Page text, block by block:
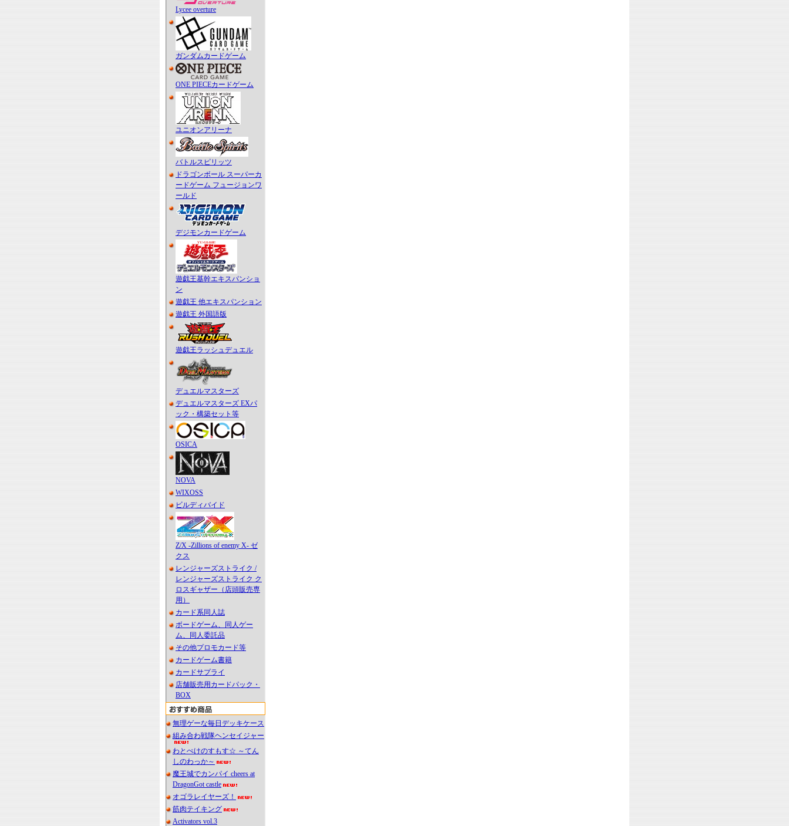
Lycee overture
ガンダムカードゲーム
ONE PIECEカードゲーム
ユニオンアリーナ
バトルスピリッツ
ドラゴンボール スーパーカ
ードゲーム フュージョンワ
ールド
デジモンカードゲーム
遊戯王基幹エキスパンショ
ン
遊戯王 他エキスパンション
遊戯王 外国語版
遊戯王ラッシュデュエル
デュエルマスターズ
デュエルマスターズ EXパ
ック・構築セット等
OSICA
NOVA
WIXOSS
ビルディバイド
Z/X -Zillions of enemy X- ゼ
クス
レンジャーズストライク /
レンジャーズストライク ク
ロスギャザー（店頭販売専
用）
カード系同人誌
ボードゲーム、同人ゲー
ム、同人委託品
その他プロモカード等
カードゲーム書籍
カードサプライ
店舗販売用カードパック・
BOX
無理ゲーな毎日デッキケース
組み合わ戦隊ヘンセイジャー
わとぺけのすもす☆ ～てん
しのわっか～
魔王城でカンパイ cheers at
DragonGot castle
オゴラレイヤーズ！
筋肉テイキング
Activators vol.3